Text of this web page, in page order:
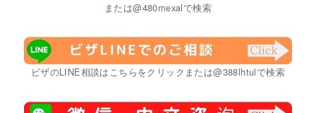
または@480mexalで検索
ビザのLINE相談はこちらをクリックまたは@388lhtulで検索